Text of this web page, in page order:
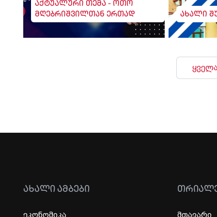
აქტუალური თემა - ოთო
მღებრიშვილთან ერთად
ახალი
ᲐᲮᲐᲚᲘ ᲐᲛᲑᲔᲑᲘ
ეკონომიკა მთავარი